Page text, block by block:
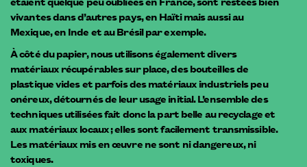
vivantes dans d’autres pays, en Haïti mais aussi au
Mexique, en Inde et au Brésil par exemple.
À côté du papier, nous utilisons également divers
matériaux récupérables sur place, des bouteilles de
plastique vides et parfois des matériaux industriels peu
onéreux, détournés de leur usage initial. L’ensemble des
techniques utilisées fait donc la part belle au recyclage et
aux matériaux locaux ; elles sont facilement transmissible.
Les matériaux mis en œuvre ne sont ni dangereux, ni
toxiques.